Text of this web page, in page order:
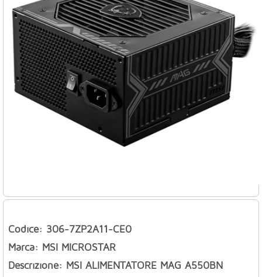
Codice: 306-7ZP2A11-CE0
Marca: MSI MICROSTAR
Descrizione: MSI ALIMENTATORE MAG A550BN